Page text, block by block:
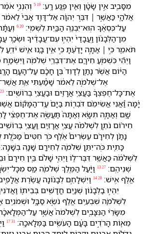
מִ⁠סָּבִ֑יב אֵ֣ין שָׂטָ֔ן וְ⁠אֵ֖ין פֶּ֥גַע רָֽע׃
5 19
וְ⁠הִנְ⁠נִ֣י
אֱלֹהָ֑⁠י כַּ⁠אֲשֶׁ֣ר ׀ דִּבֶּ֣ר יְהוָ֗ה אֶל־דָּוִ֤ד אָבִ⁠י֙
עַל־כִּסְאֶ֔⁠ךָ הֽוּא־יִבְנֶ֥ה הַ⁠בַּ֖יִת לִ⁠שְׁמִֽ⁠י׃
6 20
מִן־הַ⁠לְּבָנ֗וֹן וַֽ⁠עֲבָדַ⁠י֙ יִהְי֣וּ עִם־עֲבָדֶ֔י⁠ךָ
תֹּאמֵ֑ר כִּ֣י ׀ אַתָּ֣ה יָדַ֗עְתָּ כִּ֣י אֵ֥ין בָּ֛⁠נוּ אִ֛ישׁ יֹדֵ֥עַ
וַ⁠יְהִ֞י כִּ⁠שְׁמֹ֧עַ חִירָ֛ם אֶת־דִּבְרֵ֥י שְׁלֹמֹ֖ה וַ⁠יִּשְׂמַ֣ח
הַ⁠יּ֔וֹם אֲשֶׁ֨ר נָתַ֤ן לְ⁠דָוִד֙ בֵּ֣ן חָכָ֔ם עַל־הָ⁠עָ֥ם
אֶל־שְׁלֹמֹ֣ה לֵ⁠אמֹ֔ר שָׁמַ֕עְתִּי אֵ֥ת
אֶת־כָּל־חֶפְצְ⁠ךָ֔ בַּ⁠עֲצֵ֥י אֲרָזִ֖ים וּ⁠בַ⁠עֲצֵ֥י בְרוֹשִֽׁים׃ 23
יָ֗מָּ⁠ה וַ֠⁠אֲנִי אֲשִׂימֵ֨⁠ם דֹּבְר֤וֹת בַּ⁠יָּם֙ עַֽד־הַ⁠מָּק֞וֹם
שָׁ֖ם וְ⁠אַתָּ֣ה תִשָּׂ֑א וְ⁠אַתָּה֙ תַּעֲשֶׂ֣ה אֶת־חֶפְצִ֔⁠י
חִיר֜וֹם נֹתֵ֣ן לִ⁠שְׁלֹמֹ֗ה עֲצֵ֧י אֲרָזִ֛ים וַ⁠עֲצֵ֥י
נָתַ֨ן לְ⁠חִירָ֜ם עֶשְׂרִים֩ אֶ֨לֶף כֹּ֤ר חִטִּים֙ מַכֹּ֣לֶת
כָּתִ֑ית כֹּֽה־יִתֵּ֧ן שְׁלֹמֹ֛ה לְ⁠חִירָ֖ם שָׁנָ֥ה
לִ⁠שְׁלֹמֹ֔ה כַּ⁠אֲשֶׁ֖ר דִּבֶּר־ל֑⁠וֹ וַ⁠יְהִ֣י שָׁלֹ֗ם בֵּ֤ין חִירָם֙
שְׁנֵי⁠הֶֽם׃
13 27
וַ⁠יַּ֨עַל הַ⁠מֶּ֧לֶךְ שְׁלֹמֹ֛ה מַ֖ס
אֶ֖לֶף אִֽישׁ׃
14 28
וַ⁠יִּשְׁלָחֵ֣⁠ם לְבָנ֗וֹנָ⁠ה עֲשֶׂ֨רֶת
יִהְי֣וּ בַ⁠לְּבָנ֔וֹן שְׁנַ֥יִם חֳדָשִׁ֖ים בְּ⁠בֵית֑⁠וֹ
לִ⁠שְׁלֹמֹ֛ה שִׁבְעִ֥ים אֶ֖לֶף נֹשֵׂ֣א סַבָּ֑ל וּ⁠שְׁמֹנִ֥ים
מִ⁠שָּׂרֵ֨י הַ⁠נִּצָּבִ֤ים לִ⁠שְׁלֹמֹה֙ אֲשֶׁ֣ר
מֵא֑וֹת הָ⁠רֹדִ֣ים בָּ⁠עָ֔ם הָ⁠עֹשִׂ֖ים בַּ⁠מְּלָאכָֽה׃
17 31